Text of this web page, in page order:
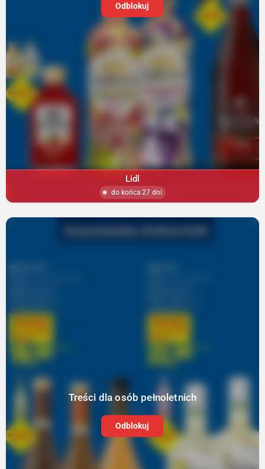
Odblokuj
Lidl
do końca 27 dni
Treści dla osób pełnoletnich
Odblokuj